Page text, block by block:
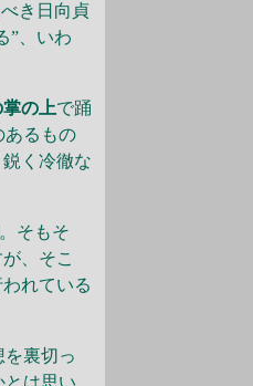
き日向貞
”、いわ
の上で踊
あるもの
く冷徹な
そもそ
、そこ
われている
裏切っ
とは思い